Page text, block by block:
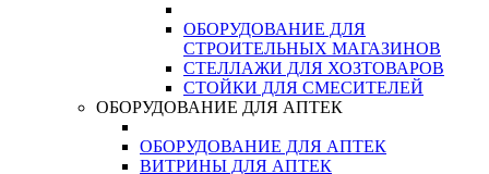
ОБОРУДОВАНИЕ ДЛЯ
СТРОИТЕЛЬНЫХ МАГАЗИНОВ
СТЕЛЛАЖИ ДЛЯ ХОЗТОВАРОВ
СТОЙКИ ДЛЯ СМЕСИТЕЛЕЙ
ОБОРУДОВАНИЕ ДЛЯ АПТЕК
ОБОРУДОВАНИЕ ДЛЯ АПТЕК
ВИТРИНЫ ДЛЯ АПТЕК